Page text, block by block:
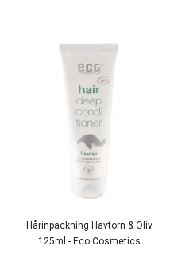
Hårinpackning Havtorn & Oliv
125ml - Eco Cosmetics